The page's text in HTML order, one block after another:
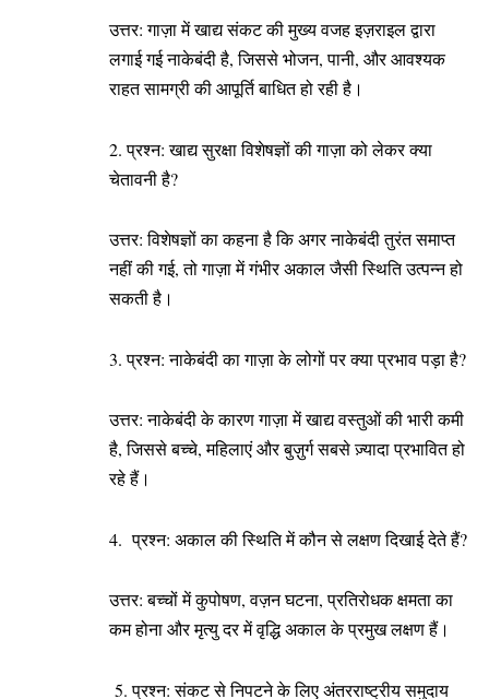
उत्तर: गाज़ा में खाद्य संकट की मुख्य वजह इज़राइल द्वारा
लगाई गई नाकेबंदी है, जिससे भोजन, पानी, और आवश्यक
राहत सामग्री की आपूर्ति बाधित हो रही है।
2. प्रश्न: खाद्य सुरक्षा विशेषज्ञों की गाज़ा को लेकर क्या
चेतावनी है?
उत्तर: विशेषज्ञों का कहना है कि अगर नाकेबंदी तुरंत समाप्त
नहीं की गई, तो गाज़ा में गंभीर अकाल जैसी स्थिति उत्पन्न हो
सकती है।
3. प्रश्न: नाकेबंदी का गाज़ा के लोगों पर क्या प्रभाव पड़ा है?
उत्तर: नाकेबंदी के कारण गाज़ा में खाद्य वस्तुओं की भारी कमी
है, जिससे बच्चे, महिलाएं और बुज़ुर्ग सबसे ज़्यादा प्रभावित हो
रहे हैं।
4. प्रश्न: अकाल की स्थिति में कौन से लक्षण दिखाई देते हैं?
उत्तर: बच्चों में कुपोषण, वज़न घटना, प्रतिरोधक क्षमता का
कम होना और मृत्यु दर में वृद्धि अकाल के प्रमुख लक्षण हैं।
5. प्रश्न: संकट से निपटने के लिए अंतरराष्ट्रीय समुदाय